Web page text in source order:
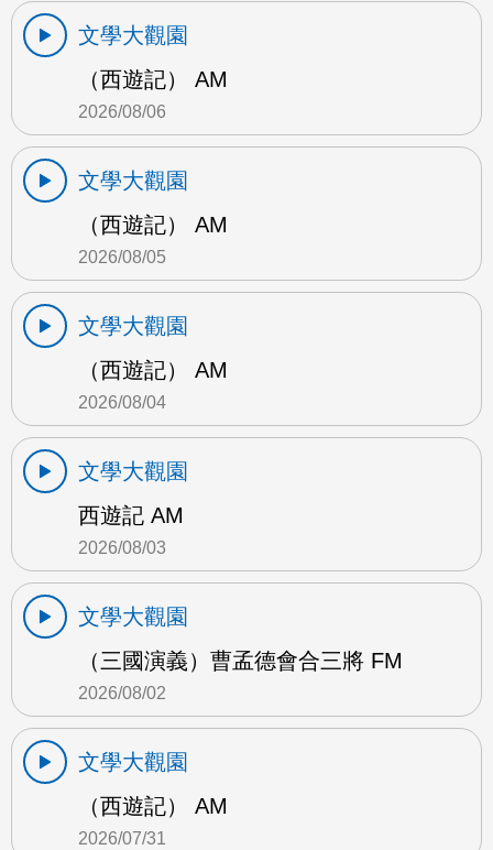
文學大觀園
（西遊記） AM
2026/08/06
文學大觀園
（西遊記） AM
2026/08/05
文學大觀園
（西遊記） AM
2026/08/04
文學大觀園
西遊記 AM
2026/08/03
文學大觀園
（三國演義）曹孟德會合三將 FM
2026/08/02
文學大觀園
（西遊記） AM
2026/07/31